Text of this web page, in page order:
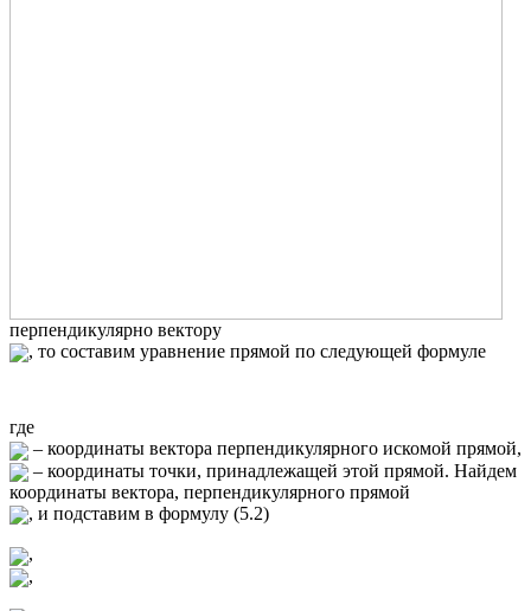
перпендикулярно вектору
, то составим уравнение прямой по следующей формуле
где
– координаты вектора перпендикулярного искомой прямой,
– координаты точки, принадлежащей этой прямой. Найдем
координаты вектора, перпендикулярного прямой
, и подставим в формулу (5.2)
,
,